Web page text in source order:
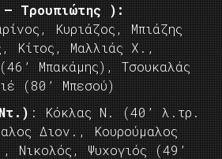
– Τρουπιώτης ):
Κυριάζος, Μπιάζης
Κίτος, Μαλλιάς Χ.,
Μπακάμης), Τσουκαλάς
(80’ Μπεσού)
: Κόκλας Ν. (40’ λ.τρ.
Διον., Κουρούμαλος
Νικολός, Ψυχογιός (49’